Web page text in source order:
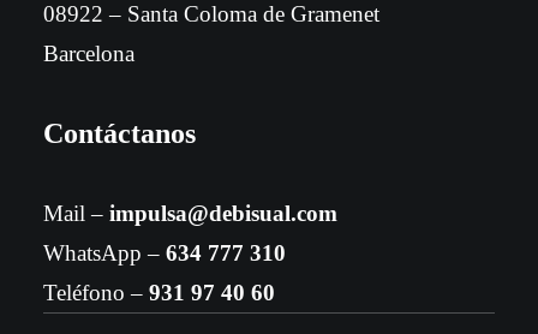
08922 – Santa Coloma de Gramenet
Barcelona
Contáctanos
Mail – impulsa@debisual.com
WhatsApp – 634 777 310
Teléfono – 931 97 40 60